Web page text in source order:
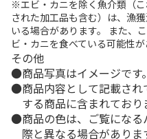
※エビ・カニを除く魚介類（
された加工品も含む）は、漁
いる場合があります。 また、
ビ・カニを食べている可能性が
その他
商品写真はイメージです。
商品内容として記載さ
する商品に含まれており
商品の色は、ご覧にな
際と異なる場合がありま